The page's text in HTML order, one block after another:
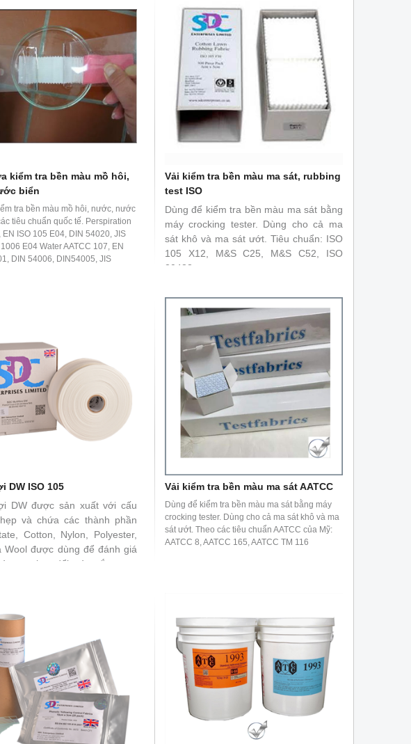
kiểm tra bền màu mồ hôi,
biển
tra bền màu mồ hôi, nước, nước
tiêu chuẩn quốc tế. Perspiration
EN ISO 105 E04, DIN 54020, JIS
E04 Water AATCC 107, EN
DIN 54006, DIN54005, JIS
Vải kiểm tra bền màu ma sát, rubbing
test ISO
Dùng để kiểm tra bền màu ma sát bằng
máy crocking tester. Dùng cho cả ma
sát khô và ma sát ướt. Tiêu chuẩn: ISO
105 X12, M&S C25, M&S C52, ISO
20433
DW ISO 105
DW được sản xuất với cấu
và chứa các thành phần
Cotton, Nylon, Polyester,
Wool được dùng để đánh giá
sự thay đổi màu sắc trong
Vải kiểm tra bền màu ma sát AATCC
Dùng để kiểm tra bền màu ma sát bằng máy
crocking tester. Dùng cho cả ma sát khô và ma
sát ướt. Theo các tiêu chuẩn AATCC của Mỹ:
AATCC 8, AATCC 165, AATCC TM 116